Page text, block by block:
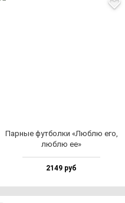
Пар­ные фут­бол­ки «Люб­лю его,
люб­лю ее»
2149 руб